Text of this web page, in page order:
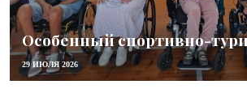
Особенный спортивно-
29 ИЮЛЯ 2026